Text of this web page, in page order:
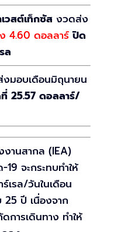
สต์เท็กซัส งวดส่ง
4.60 ดอลลาร์ ปิด
ล
งมอบเดือนมิถุนายน
25.57 ดอลลาร์/
านสากล (IEA)
จะกระทบทำให้
รล/วันในเดือน
25 ปี เนื่องจาก
การเดินทาง ทำให้